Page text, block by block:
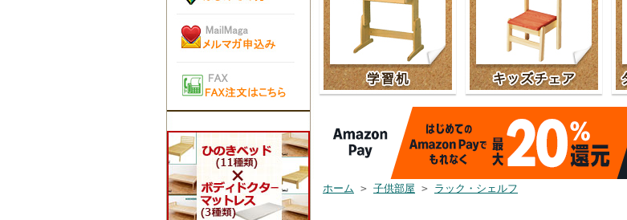
ホーム > 子供部屋 > ラック・シェルフ